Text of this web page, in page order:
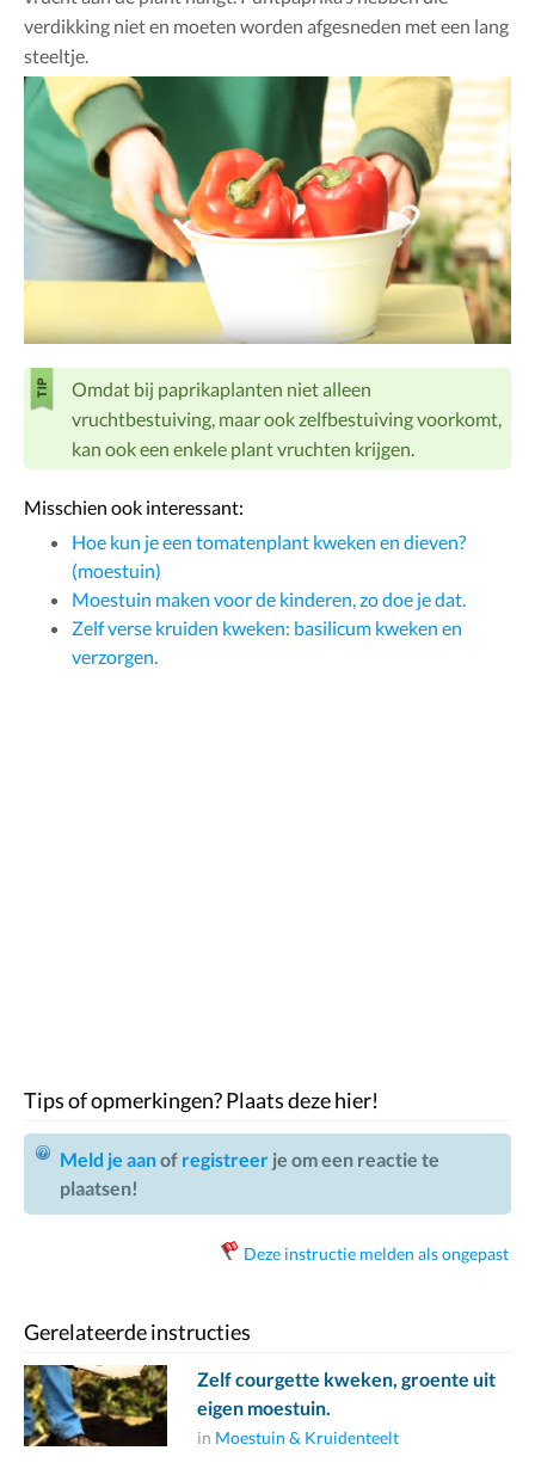
verdikking niet en moeten worden afgesneden met een lang
steeltje.
Omdat bij paprikaplanten niet alleen
vruchtbestuiving, maar ook zelfbestuiving voorkomt,
kan ook een enkele plant vruchten krijgen.
Misschien ook interessant:
Hoe kun je een tomatenplant kweken en dieven?
(moestuin)
Moestuin maken voor de kinderen, zo doe je dat.
Zelf verse kruiden kweken: basilicum kweken en
verzorgen.
Tips of opmerkingen? Plaats deze hier!
Meld je aanof registreer je om een reactie te
plaatsen!
Deze instructie melden als ongepast
Gerelateerde instructies
Zelf courgette kweken, groente uit
eigen moestuin.
in Moestuin & Kruidenteelt